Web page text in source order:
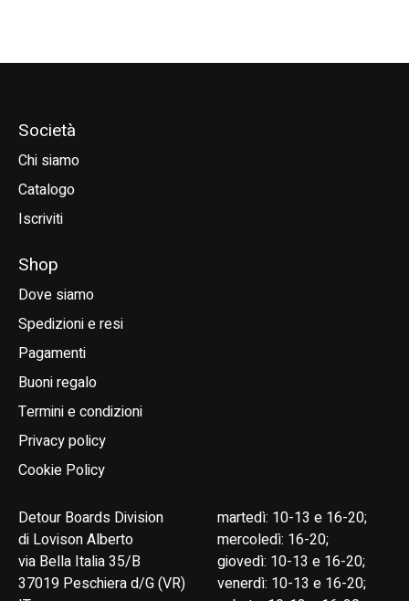
Società
Chi siamo
Catalogo
Iscriviti
Shop
Dove siamo
Spedizioni e resi
Pagamenti
Buoni regalo
Termini e condizioni
Privacy policy
Cookie Policy
Detour Boards Division
di Lovison Alberto
via Bella Italia 35/B
37019 Peschiera d/G (VR)
martedì: 10-13 e 16-20;
mercoledì: 16-20;
giovedì: 10-13 e 16-20;
venerdì: 10-13 e 16-20;